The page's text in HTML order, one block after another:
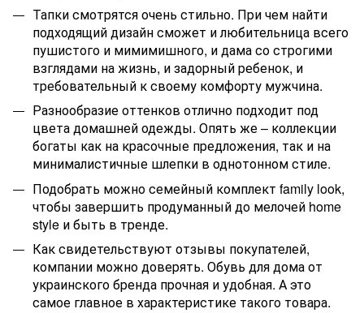
Тапки смотрятся очень стильно. При чем найти
подходящий дизайн сможет и любительница всего
пушистого и мимимишного, и дама со строгими
взглядами на жизнь, и задорный ребенок, и
требовательный к своему комфорту мужчина.
Разнообразие оттенков отлично подходит под
цвета домашней одежды. Опять же – коллекции
богаты как на красочные предложения, так и на
минималистичные шлепки в однотонном стиле.
Подобрать можно семейный комплект family look,
чтобы завершить продуманный до мелочей home
style и быть в тренде.
Как свидетельствуют отзывы покупателей,
компании можно доверять. Обувь для дома от
украинского бренда прочная и удобная. А это
самое главное в характеристике такого товара.